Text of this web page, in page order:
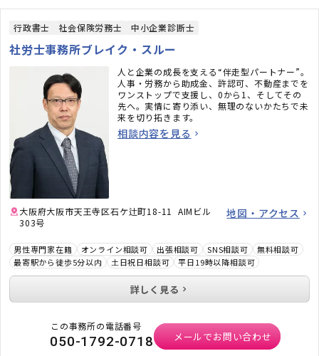
行政書士 社会保険労務士 中小企業診断士
社労士事務所ブレイク・スルー
人と企業の成長を支える“伴走型パートナー”。
人事・労務から助成金、許認可、不動産までを
ワンストップで支援し、0から1、そしてその
先へ。実情に寄り添い、無理のないかたちで未
来を切り拓きます。
相談内容を見る
大阪府大阪市天王寺区石ケ辻町18-11 AIMビル
303号
地図・アクセス
男性専門家在籍 オンライン相談可 出張相談可 SNS相談可
無料相談可
最寄駅から徒歩5分以内
土日祝日相談可 平日19時以降相談可
詳しく見る
この事務所の電話番号
050-1792-0718 メールでお問い合わせ